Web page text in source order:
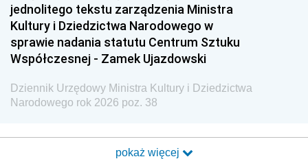
jednolitego tekstu zarządzenia Ministra
Kultury i Dziedzictwa Narodowego w
sprawie nadania statutu Centrum Sztuku
Współczesnej - Zamek Ujazdowski
Dziennik Urzędowy Ministra Kultury i Dziedzictwa
Narodowego rok 2026 poz. 38
pokaż więcej